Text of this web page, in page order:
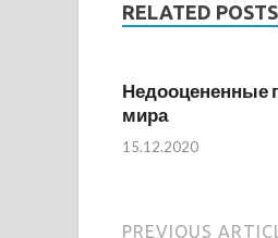
RELATED POSTS
Недооцененные
мира
15.12.2020
PREVIOUS